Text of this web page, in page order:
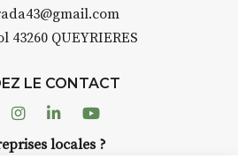
TURLE Le Fumoir n’est
une galerie permanente.
organise
dans le village. Des artistes et
les granges d’Auzon. Le
43260 QUEYRIERES
LE CONTACT
Instagram
LinkedinYoutube
locales ?